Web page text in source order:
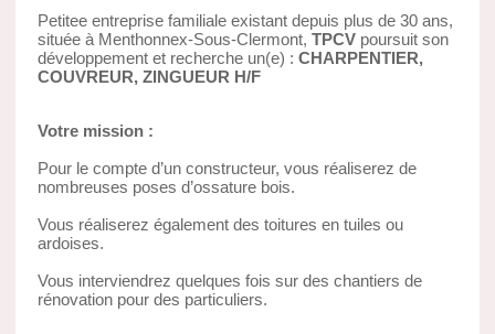
Petitee entreprise familiale existant depuis plus de 30 ans,
située à Menthonnex-Sous-Clermont, TPCVpoursuit son
développement et recherche un(e) : CHARPENTIER,
COUVREUR, ZINGUEUR H/F
Votre mission :
Pour le compte d’un constructeur, vous réaliserez de
nombreuses poses d’ossature bois.
Vous réaliserez également des toitures en tuiles ou
ardoises.
Vous interviendrez quelques fois sur des chantiers de
rénovation pour des particuliers.